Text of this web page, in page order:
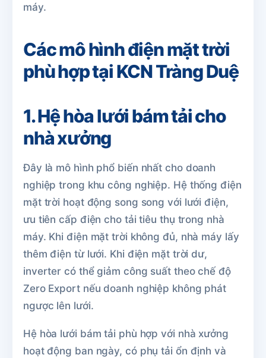
máy.
Các mô hình điện mặt trời
phù hợp tại KCN Tràng Duệ
1. Hệ hòa lưới bám tải cho
nhà xưởng
Đây là mô hình phổ biến nhất cho doanh
nghiệp trong khu công nghiệp. Hệ thống điện
mặt trời hoạt động song song với lưới điện,
ưu tiên cấp điện cho tải tiêu thụ trong nhà
máy. Khi điện mặt trời không đủ, nhà máy lấy
thêm điện từ lưới. Khi điện mặt trời dư,
inverter có thể giảm công suất theo chế độ
Zero Export nếu doanh nghiệp không phát
ngược lên lưới.
Hệ hòa lưới bám tải phù hợp với nhà xưởng
hoạt động ban ngày, có phụ tải ổn định và